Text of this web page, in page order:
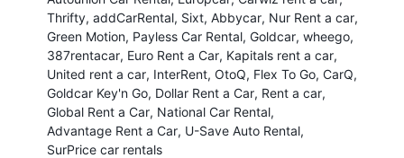
Thrifty addCarRental Sixt Abbycar Nur Rent a car
Green Motion Payless Car Rental Goldcar wheego
387rentacar Euro Rent a Car Kapitals rent a car
United rent a car InterRent OtoQ Flex To Go CarQ
Goldcar Key'n Go Dollar Rent a Car Rent a car
Global Rent a Car National Car Rental
Advantage Rent a Car U-Save Auto Rental
SurPrice car rentals